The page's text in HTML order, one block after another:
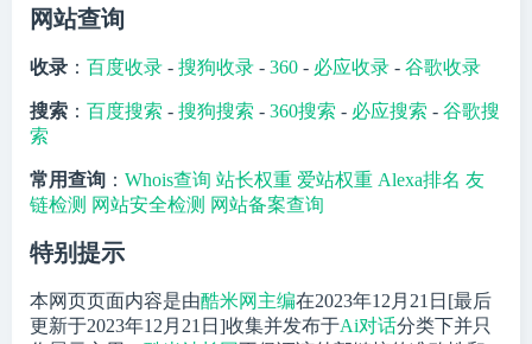
网站查询
收录 ： 百度收录 - 搜狗收录 - 360 - 必应收录 - 谷歌收录
搜索 ： 百度搜索 - 搜狗搜索 - 360搜索 - 必应搜索 - 谷歌搜
索
常用查询 ： Whois查询 站长权重 爱站权重 Alexa排名 友
链检测 网站安全检测 网站备案查询
特别提示
本网页页面内容是由酷米网主编在2023年12月21日[最后
更新于2023年12月21日]收集并发布于Ai对话分类下并只